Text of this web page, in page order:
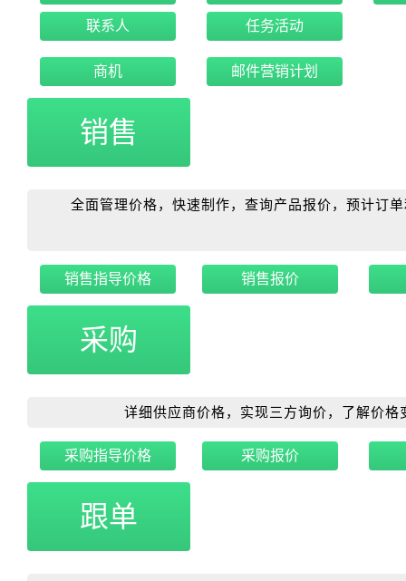
联系人 任务活动
商机 邮件营销计划
销售
全面管理价格，快速制作，查询产品报价，预计订单
销售指导价格 销售报价
采购
详细供应商价格，实现三方询价，了解价
采购指导价格 采购报价
跟单